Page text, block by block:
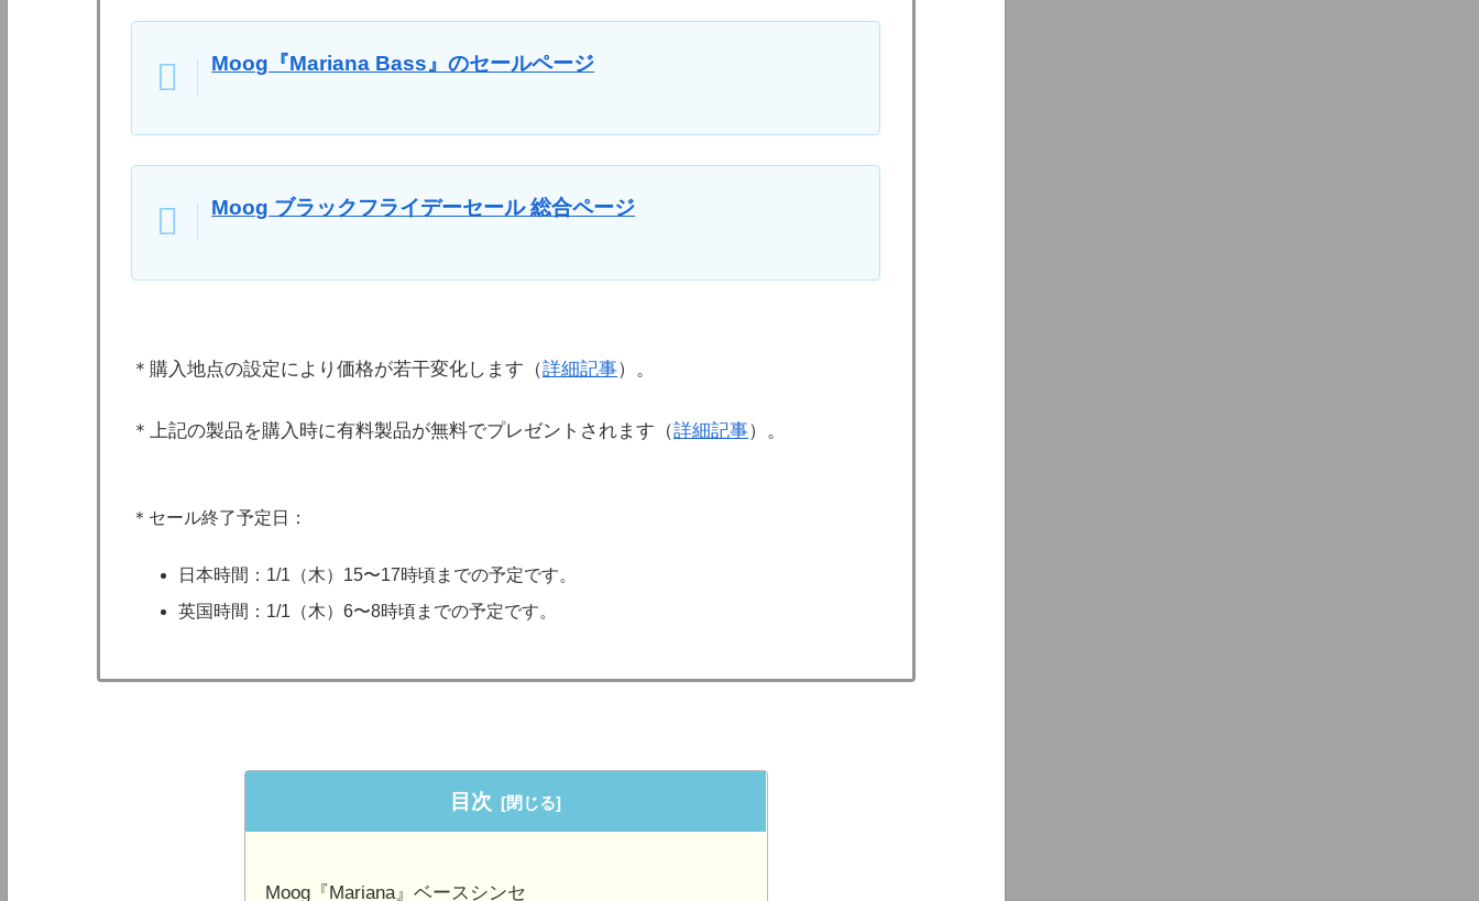
Moog『Mariana Bass』のセールページ
Moog ブラックフライデーセール 総合ページ
＊購入地点の設定により価格が若干変化します（詳細記事）。
＊上記の製品を購入時に有料製品が無料でプレゼントされます（詳細記事）。
＊セール終了予定日：
日本時間：1/1（木）15〜17時頃までの予定です。
英国時間：1/1（木）6〜8時頃までの予定です。
目次
Moog『Mariana』ベースシンセ